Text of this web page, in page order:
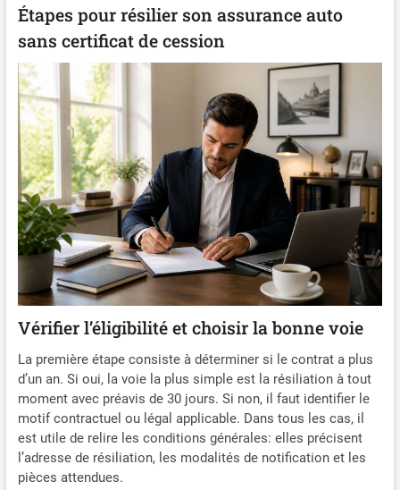
Étapes pour résilier son assurance auto
sans certificat de cession
Vérifier l’éligibilité et choisir la bonne voie
La première étape consiste à déterminer si le contrat a plus
d’un an. Si oui, la voie la plus simple est la résiliation à tout
moment avec préavis de 30 jours. Si non, il faut identifier le
motif contractuel ou légal applicable. Dans tous les cas, il
est utile de relire les conditions générales: elles précisent
l’adresse de résiliation, les modalités de notification et les
pièces attendues.